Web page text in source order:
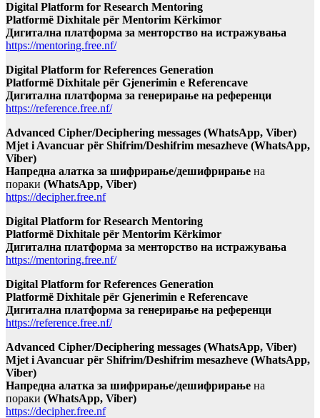
Digital Platform for Research Mentoring
Platformë Dixhitale për Mentorim Kërkimor
Дигитална платформа за менторство на истражувања
https://mentoring.free.nf/
Digital Platform for References Generation
Platformë Dixhitale për Gjenerimin e Referencave
Дигитална платформа за генерирање на референци
https://reference.free.nf/
Advanced Cipher/Deciphering messages (WhatsApp, Viber)
Mjet i Avancuar për Shifrim/Deshifrim mesazheve (WhatsApp,
Viber)
Напредна алатка за шифрирање/дешифрирање на
пораки (WhatsApp, Viber)
https://decipher.free.nf
Digital Platform for Research Mentoring
Platformë Dixhitale për Mentorim Kërkimor
Дигитална платформа за менторство на истражувања
https://mentoring.free.nf/
Digital Platform for References Generation
Platformë Dixhitale për Gjenerimin e Referencave
Дигитална платформа за генерирање на референци
https://reference.free.nf/
Advanced Cipher/Deciphering messages (WhatsApp, Viber)
Mjet i Avancuar për Shifrim/Deshifrim mesazheve (WhatsApp,
Viber)
Напредна алатка за шифрирање/дешифрирање на
пораки (WhatsApp, Viber)
https://decipher.free.nf